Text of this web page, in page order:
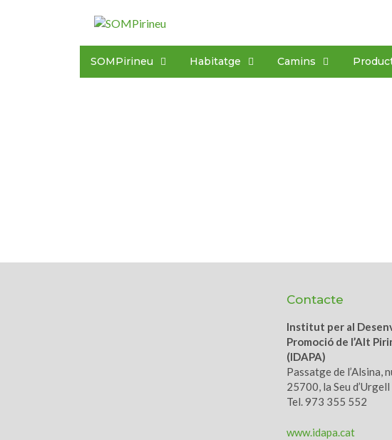
SOMPirineu Habitatge Camins
Contacte
Institut per al
Promoció de l’Alt
(IDAPA)
Passatge de l’Alsina,
25700, la Seu d’Urgell
Tel. 973 355 552
www.idapa.cat